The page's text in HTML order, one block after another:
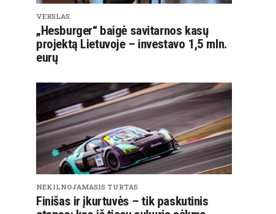
VERSLAS
„Hesburger“ baigė savitarnos kasų
projektą Lietuvoje – investavo 1,5 mln.
eurų
NEKILNOJAMASIS TURTAS
Finišas ir įkurtuvės – tik paskutinis